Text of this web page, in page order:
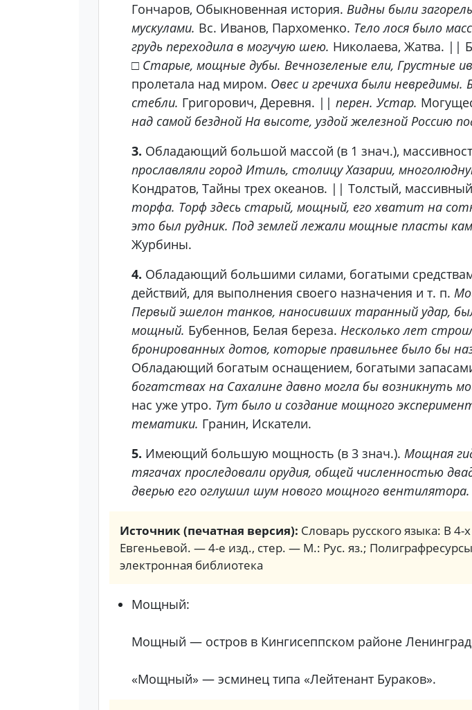
Гончаров, Обыкновенная история. Видны были
мускулами. Вс. Иванов, Пархоменко. Тело лося было
грудь переходила в могучую шею. Николаева, Жатва. ||
□ Старые, мощные дубы. Вечнозеленые ели, Грустные
пролетала над миром. Овес и гречиха были
стебли. Григорович, Деревня. || перен. Устар.
над самой бездной На высоте, уздой железной Россию
3. Обладающий большой массой (в 1 знач.),
прославляли город Итиль, столицу Хазарии,
Кондратов, Тайны трех океанов. || Толстый,
торфа. Торф здесь старый, мощный, его хватит на
это был рудник. Под землей лежали мощные пласты
Журбины.
4. Обладающий большими силами, богатыми
действий, для выполнения своего назначения и т. п.
Первый эшелон танков, наносивших таранный удар,
мощный. Бубеннов, Белая береза. Несколько лет
бронированных дотов, которые правильнее было бы
Обладающий богатым оснащением, богатыми
богатствах на Сахалине давно могла бы возникнуть
нас уже утро. Тут было и создание мощного
тематики. Гранин, Искатели.
5. Имеющий большую мощность (в 3 знач.). Мощная
тягачах проследовали орудия, общей численностью
дверью его оглушил шум нового мощного вентилятора.
Источник (печатная версия): Словарь русского языка: В
Евгеньевой. — 4-е изд., стер. — М.: Рус. яз.;
электронная библиотека
Мощный:
Мощный — остров в Кингисеппском районе
«Мощный» — эсминец типа «Лейтенант Бураков».